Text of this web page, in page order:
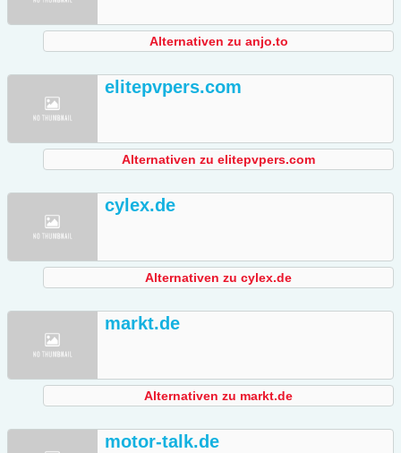
Alternativen zu anjo.to
elitepvpers.com
Alternativen zu elitepvpers.com
cylex.de
Alternativen zu cylex.de
markt.de
Alternativen zu markt.de
motor-talk.de